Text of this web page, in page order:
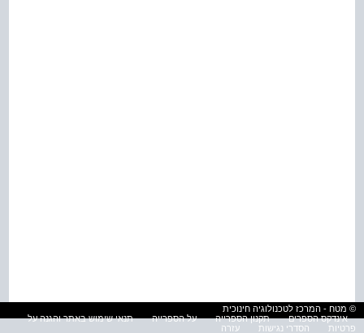
© מטח - המרכז לטכנולוגיה חינוכית
אינדקס הספרים
תקנון הספרייה על הספרייה
תנאי שימוש באתר והגנה על
פרטיות
הסדרי נגישות עזרה